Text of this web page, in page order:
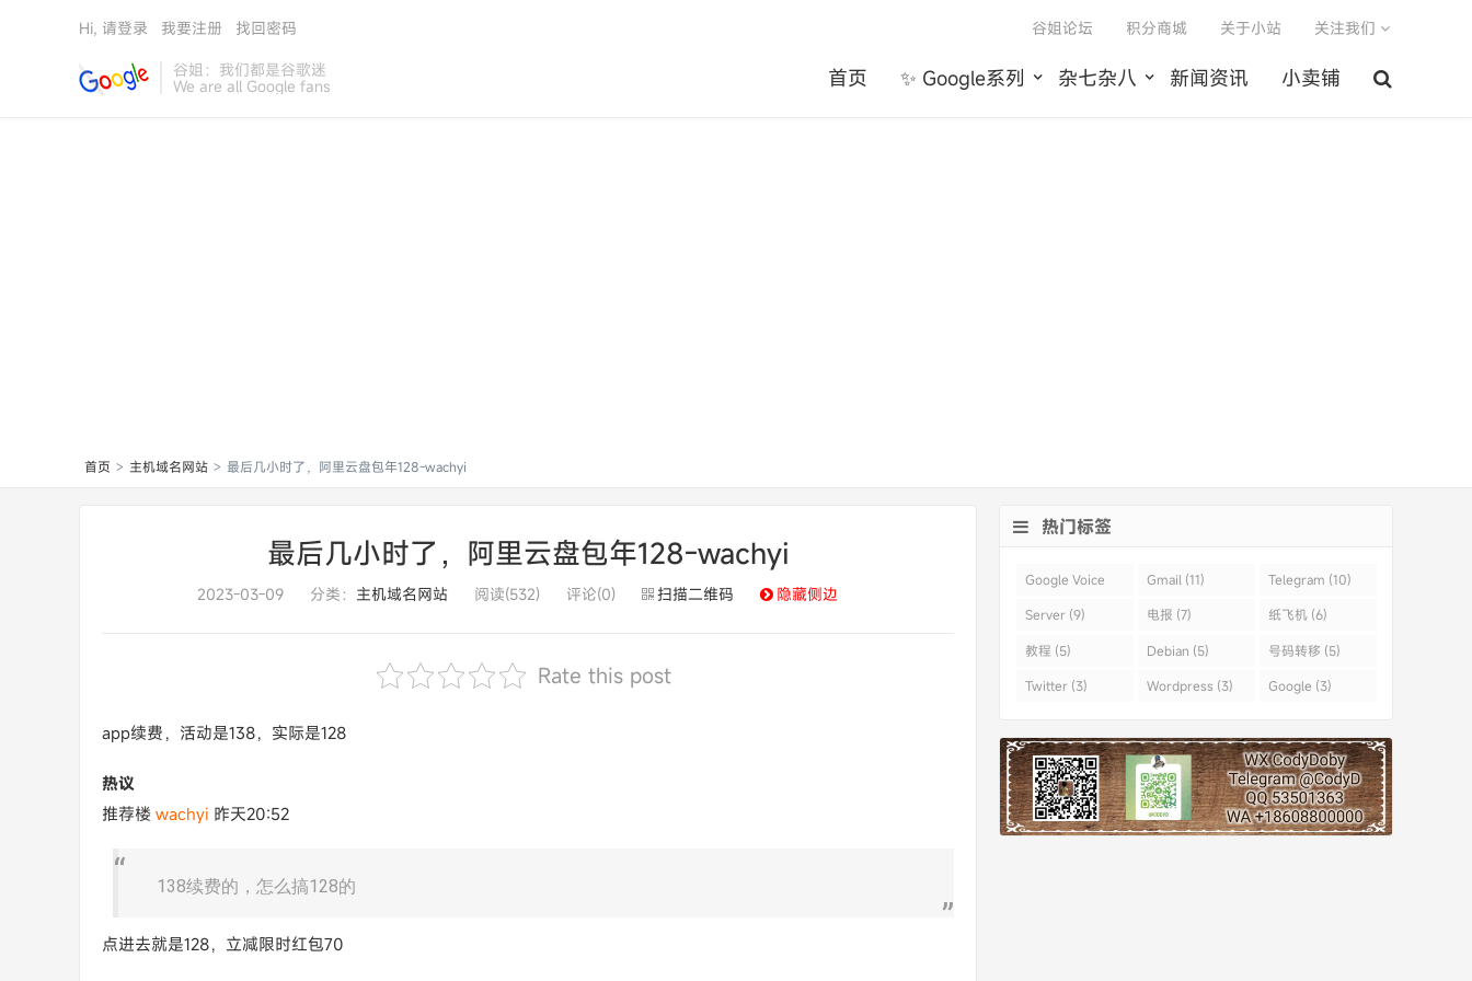
谷姐：我们都是谷歌迷
We are all Google fans 首页 ✨ Google系列 杂七杂八 新闻资讯 小卖铺
谷姐论坛 积分商城 关于小站 关注我们
Hi, 请登录 我要注册 找回密码
首页 > 主机域名网站 > 最后几小时了，阿里云盘包年128-wachyi
最后几小时了，阿里云盘包年128-wachyi
2023-03-09 分类： 主机域名网站 阅读(532) 评论(0) 扫描二维码 隐藏侧边
Rate this post
app续费，活动是138，实际是128
热议
推荐楼 wachyi 昨天20:52
138续费的，怎么搞128的
点进去就是128，立减限时红包70
热门标签
Google Voice
(43)
Gmail (11) Telegram (10)
Server (9) 电报 (7) 纸飞机 (6)
教程 (5) Debian (5) 号码转移 (5)
Twitter (3) Wordpress (3) Google (3)